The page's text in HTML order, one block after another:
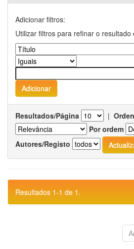
Adicionar filtros:
Utilizar filtros para refinar o resultado
Resultados/Página |
Por ordem
Autores/Registo
Resultados 1-1 de 1.